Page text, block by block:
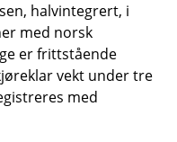
halvintegrert, i
med norsk
er frittstående
vekt under tre
med